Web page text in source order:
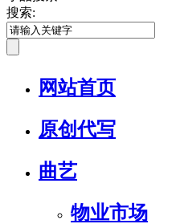
搜索:
网站首页
原创代写
曲艺
物业市场